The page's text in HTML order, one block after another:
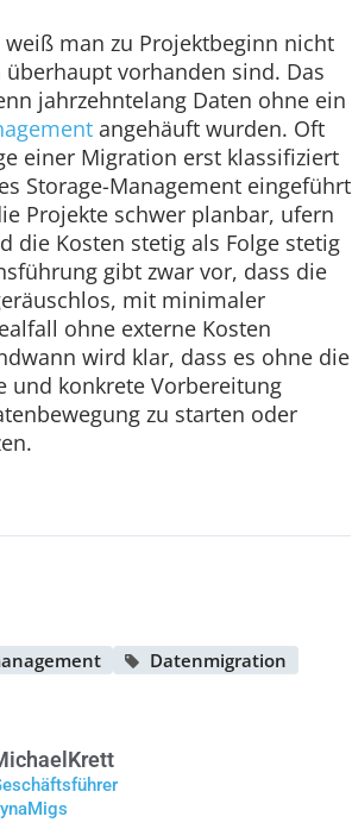
man zu Projektbeginn nicht
überhaupt vorhanden sind. Das
jahrzehntelang Daten ohne ein
angehäuft wurden. Oft
einer Migration erst klassifiziert
Storage-Management eingeführt
Projekte schwer planbar, ufern
die Kosten stetig als Folge stetig
gibt zwar vor, dass die
mit minimaler
ohne externe Kosten
wird klar, dass es ohne die
und konkrete Vorbereitung
zu starten oder
Datenmigration
Krett